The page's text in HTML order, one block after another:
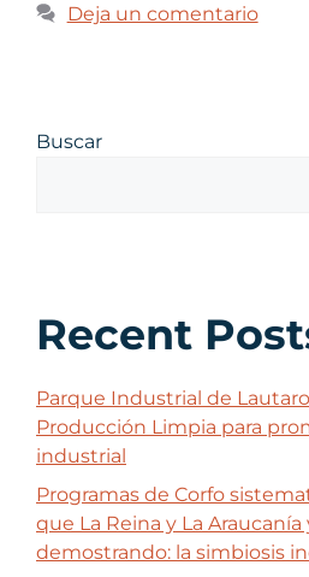
Deja un comentario
Buscar
Recent
Parque Industrial de
Producción Limpia para
industrial
Programas de Corfo
que La Reina y La Araucanía
demostrando: la simbiosis